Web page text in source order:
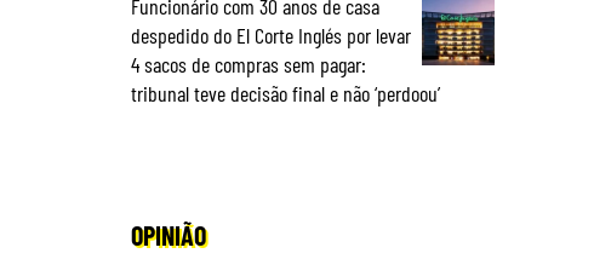
Funcionário com 30 anos de casa
despedido do El Corte Inglés por levar
4 sacos de compras sem pagar:
tribunal teve decisão final e não ‘perdoou’
OPINIÃO